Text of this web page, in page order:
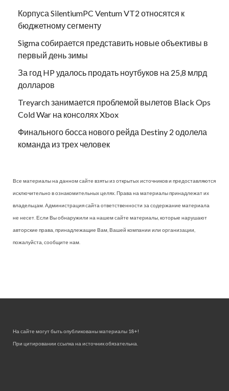
Корпуса SilentiumPC Ventum VT2 относятся к
бюджетному сегменту
Sigma собирается представить новые объективы в
первый день зимы
За год HP удалось продать ноутбуков на 25,8 млрд
долларов
Treyarch занимается проблемой вылетов Black Ops
Cold War на консолях Xbox
Финального босса нового рейда Destiny 2 одолела
команда из трех человек
Все материалы на данном сайте взяты из открытых источников и предоставляются
исключительно в ознакомительных целях. Права на материалы принадлежат их
владельцам. Администрация сайта ответственности за содержание материала
не несет. Если Вы обнаружили на нашем сайте материалы, которые нарушают
авторские права, принадлежащие Вам, Вашей компании или организации,
пожалуйста, сообщите нам.
На сайте могут быть опубликованы материалы 18+!
При цитировании ссылка на источник обязательна.